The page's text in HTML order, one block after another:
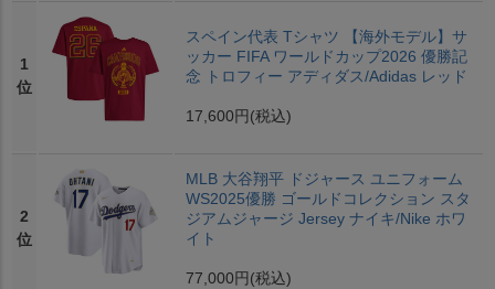
1
位
スペイン代表 Tシャツ 【海外モデル】サ
ッカー FIFA ワールドカップ2026 優勝記
念 トロフィー アディダス/Adidas レッド
17,600円 (税込)
2
位
MLB 大谷翔平 ドジャース ユニフォーム
WS2025優勝 ゴールドコレクション スタ
ジアムジャージ Jersey ナイキ/Nike ホワ
イト
77,000円 (税込)